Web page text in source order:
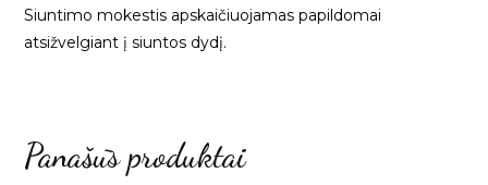
Siuntimo mokestis apskaičiuojamas papildomai
atsižvelgiant į siuntos dydį.
Panašūs produktai